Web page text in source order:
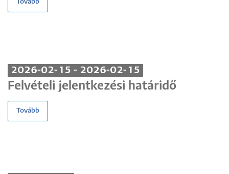
Tovább
2026-02-15 - 2026-02-15
Felvételi jelentkezési határidő
Tovább